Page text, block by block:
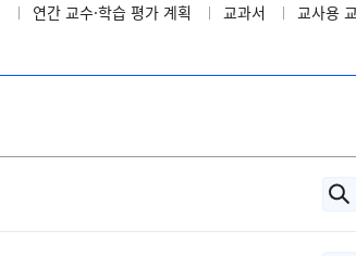
연간 교수·학습 평가 계획 교과서
교사용